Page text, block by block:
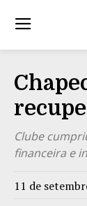
Clube
financeira e
11 de